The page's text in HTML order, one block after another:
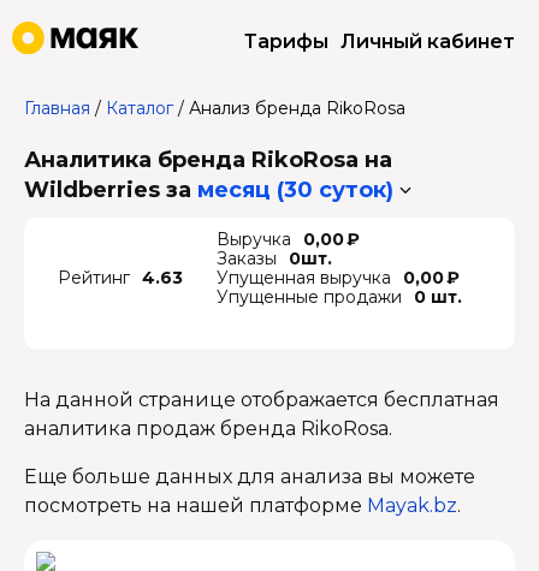
Тарифы Личный кабинет
Главная / Каталог/ Анализ бренда RikoRosa
Аналитика бренда RikoRosa на
Wildberries за месяц (30 суток)
Рейтинг 4.63
Выручка
0,00 ₽
Заказы
0шт.
Упущенная выручка
0,00 ₽
Упущенные продажи
0 шт.
На данной странице отображается бесплатная
аналитика продаж бренда RikoRosa.
Еще больше данных для анализа вы можете
посмотреть на нашей платформе Mayak.bz.